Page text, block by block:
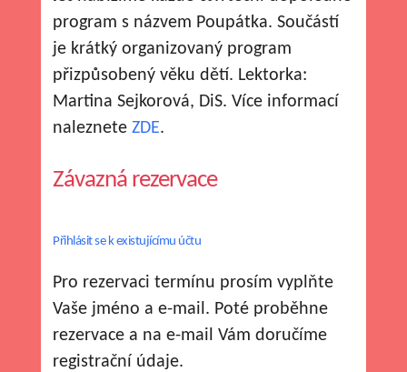
program s názvem Poupátka. Součástí
je krátký organizovaný program
přizpůsobený věku dětí. Lektorka:
Martina Sejkorová, DiS. Více informací
nalezneteZDE.
Závazná rezervace
Přihlásit se k existujícímu účtu
Pro rezervaci termínu prosím vyplňte
Vaše jméno a e-mail. Poté proběhne
rezervace a na e-mail Vám doručíme
registrační údaje.